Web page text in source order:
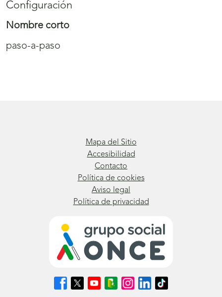
Configuración
Nombre corto
paso-a-paso
Mapa del Sitio
Accesibilidad
Contacto
Política de cookies
Aviso legal
Política de privacidad
Síguenos
en
Síguenos
en
Síguenos
en
Síguenos
en
Síguenos
en
Síguenos
en
Síguenos
en